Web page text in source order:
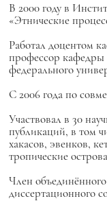
В 2000 году в
«Этнические
Работал доцентом
профессор кафедры
федерального
С 2006 года по
Участвовал в 30
публикаций, в том
хакасов, эвенков,
тропические
Член
диссертационного